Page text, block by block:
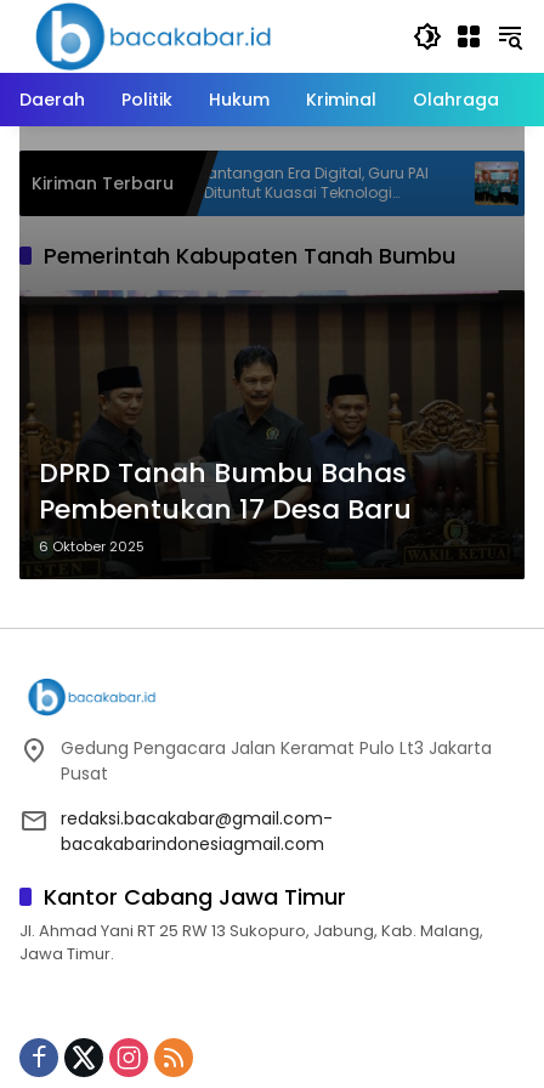
Langsung
konten
Daerah
Politik Hukum Kriminal Olahraga
Kiriman TerbaruJawab Tantangan Era Digital, Guru PAI
Kapuas Dituntut Kuasai Teknologi
Artificial Intelligence
TP
Pemerintah Kabupaten Tanah Bumbu
DPRD Tanah Bumbu Bahas
Pembentukan 17 Desa Baru
6 Oktober 2025
Gedung Pengacara Jalan Keramat Pulo Lt3 Jakarta
Pusat
redaksi.bacakabar@gmail.com-
bacakabarindonesiagmail.com
Kantor Cabang Jawa Timur
Jl. Ahmad Yani RT 25 RW 13 Sukopuro, Jabung, Kab. Malang,
Jawa Timur.